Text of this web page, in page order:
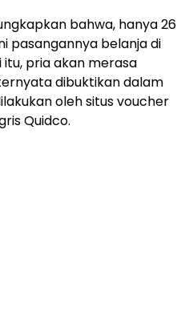
bahwa, hanya 26
pasangannya belanja di
pria akan merasa
dibuktikan dalam
oleh situs voucher
Quidco.